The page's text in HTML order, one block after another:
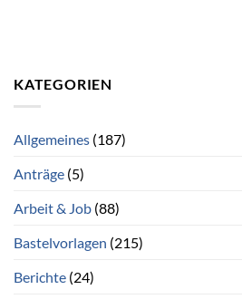
KATEGORIEN
Allgemeines (187)
Anträge (5)
Arbeit & Job (88)
Bastelvorlagen (215)
Berichte (24)